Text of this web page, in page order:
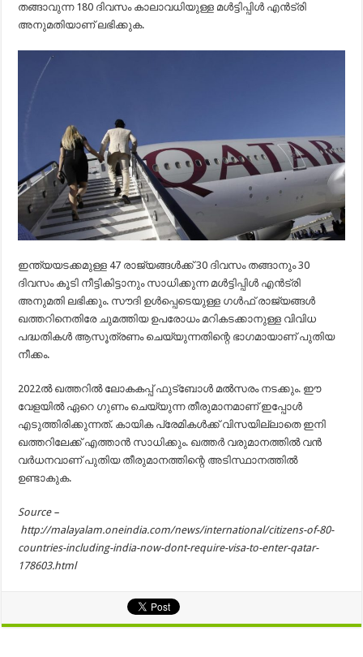
തങ്ങാവുന്ന 180 ദിവസം കാലാവധിയുള്ള മള്‍ട്ടിപ്പിള്‍ എന്‍ട്രി
അനുമതിയാണ് ലഭിക്കുക.
ഇന്ത്യയടക്കമുള്ള 47 രാജ്യങ്ങള്‍ക്ക് 30 ദിവസം തങ്ങാനും 30
ദിവസം കൂടി നീട്ടികിട്ടാനും സാധിക്കുന്ന മള്‍ട്ടിപ്പിള്‍ എന്‍ട്രി
അനുമതി ലഭിക്കും. സൗദി ഉള്‍പ്പെടെയുള്ള ഗള്‍ഫ് രാജ്യങ്ങള്‍
ഖത്തറിനെതിരേ ചുമത്തിയ ഉപരോധം മറികടക്കാനുള്ള വിവിധ
പദ്ധതികള്‍ ആസൂത്രണം ചെയ്യുന്നതിന്റെ ഭാഗമായാണ് പുതിയ
നീക്കം.
2022ല്‍ ഖത്തറില്‍ ലോകകപ്പ് ഫുട്‌ബോള്‍ മല്‍സരം നടക്കും. ഈ
വേളയില്‍ ഏറെ ഗുണം ചെയ്യുന്ന തീരുമാനമാണ് ഇപ്പോള്‍
എടുത്തിരിക്കുന്നത്. കായിക പ്രേമികള്‍ക്ക് വിസയില്ലാതെ ഇനി
ഖത്തറിലേക്ക് എത്താന്‍ സാധിക്കും. ഖത്തര്‍ വരുമാനത്തില്‍ വന്‍
വര്‍ധനവാണ് പുതിയ തീരുമാനത്തിന്റെ അടിസ്ഥാനത്തില്‍
ഉണ്ടാകുക.
Source –
http://malayalam.oneindia.com/news/international/citizens-of-80-
countries-including-india-now-dont-require-visa-to-enter-qatar-
178603.html